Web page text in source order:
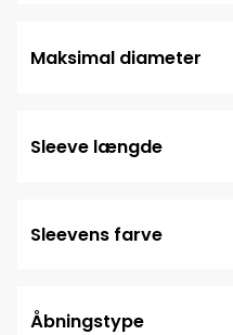
Maksimal diameter
Sleeve længde
Sleevens farve
Åbningstype